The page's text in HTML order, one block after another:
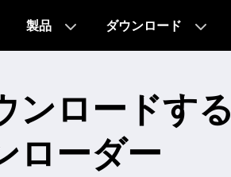
製品 ダウンロード
ンロードす
ローダー